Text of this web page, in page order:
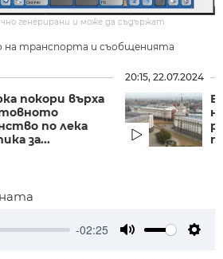
транспорта и съобщенията
генерирани и може да съдържат
покори върха
по лека
за...
20:15, 22.07.2024
-02:25